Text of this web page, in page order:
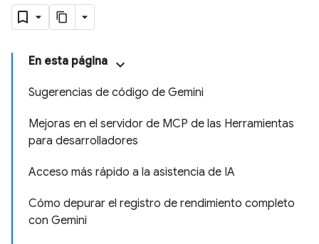
En esta página
Sugerencias de código de Gemini
Mejoras en el servidor de MCP de las Herramientas
para desarrolladores
Acceso más rápido a la asistencia de IA
Cómo depurar el registro de rendimiento completo
con Gemini